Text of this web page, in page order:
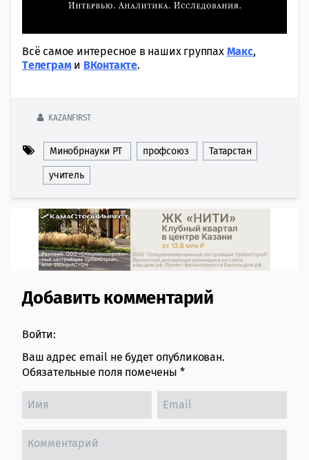
Всё самое интересное в наших группах Макс,
Tелеграми ВКонтакте.
KAZANFIRST
Минобрнауки РТ профсоюз Татарстан
учитель
Comment section
Добавить комментарий
Войти:
Ваш адрес email не будет опубликован.
Обязательные поля помечены *